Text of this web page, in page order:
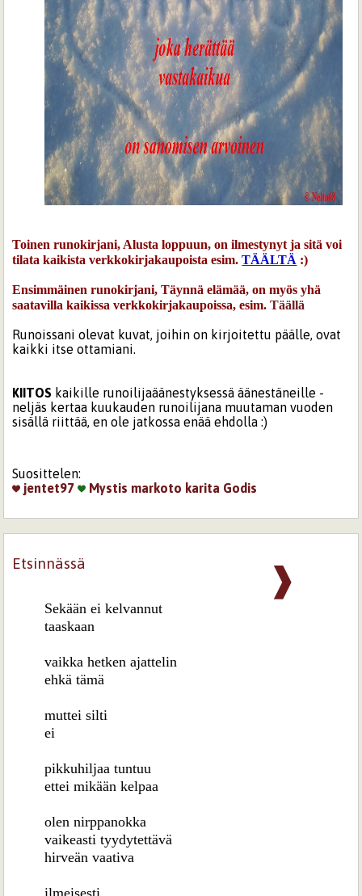
Toinen runokirjani, Alusta loppuun, on ilmestynyt ja sitä voi
tilata kaikista verkkokirjakaupoista esim.TÄÄLTÄ :)
Ensimmäinen runokirjani, Täynnä elämää, on myös yhä
saatavilla kaikissa verkkokirjakaupoissa, esim. Täällä
Runoissani olevat kuvat, joihin on kirjoitettu päälle, ovat
kaikki itse ottamiani.
KIITOS kaikille runoilijaäänestyksessä äänestäneille -
neljäs kertaa kuukauden runoilijana muutaman vuoden
sisällä riittää, en ole jatkossa enää ehdolla :)
Suosittelen:
jentet97
Mystis markoto karita Godis
❱
Etsinnässä
Sekään ei kelvannut
taaskaan
vaikka hetken ajattelin
ehkä tämä
muttei silti
ei
pikkuhiljaa tuntuu
ettei mikään kelpaa
olen nirppanokka
vaikeasti tyydytettävä
hirveän vaativa